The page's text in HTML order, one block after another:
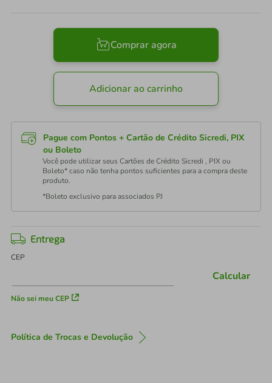
Comprar agora
Adicionar ao carrinho
Pague com Pontos + Cartão de Crédito Sicredi, PIX
ou Boleto
Você pode utilizar seus Cartões de Crédito Sicredi , PIX ou
Boleto* caso não tenha pontos suficientes para a compra deste
produto.
*Boleto exclusivo para associados PJ
Entrega
CEP
Não sei meu CEP
Calcular
Política de Trocas e Devolução